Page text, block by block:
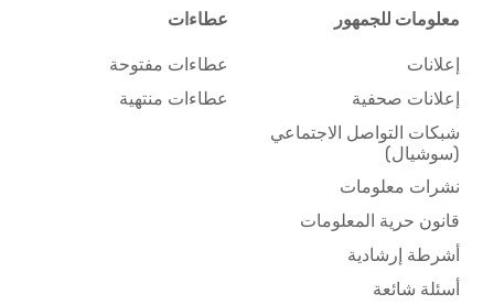
معلومات للجمهور
إعلانات
إعلانات صحفية
شبكات التواصل الاجتماعي
(سوشيال)
نشرات معلومات
قانون حرية المعلومات
أشرطة إرشادية
أسئلة شائعة
عطاءات
عطاءات مفتوحة
عطاءات منتهية